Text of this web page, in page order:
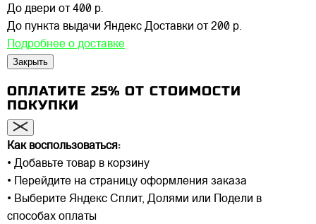
До двери от 400 р.
До пункта выдачи Яндекс Доставки от 200 р.
Подробнее о доставке
Закрыть
ОПЛАТИТЕ 25% ОТ СТОИМОСТИ
ПОКУПКИ
Как воспользоваться:
• Добавьте товар в корзину
• Перейдите на страницу оформления заказа
• Выберите Яндекс Сплит, Долями или Подели в
способах оплаты